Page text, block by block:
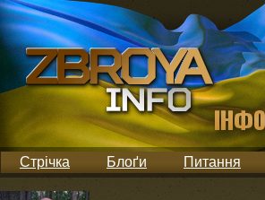
Стрічка Блоґи Питання